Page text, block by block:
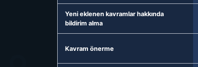
Yeni eklenen kavramlar hakkında
bildirim alma
Kavram önerme